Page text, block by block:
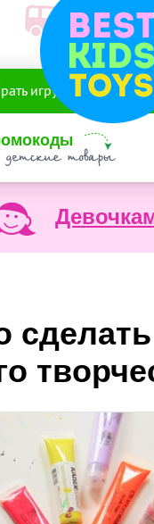
игрушку
сделать